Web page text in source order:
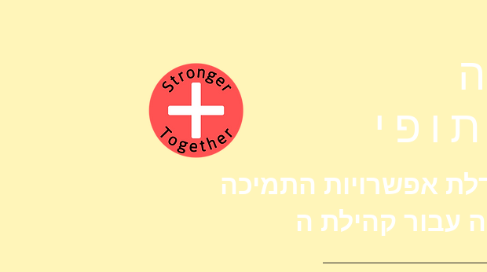
אפשרויות התמיכה